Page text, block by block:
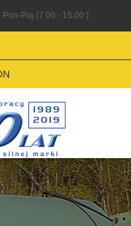
Pią (7.00 - 15.00 )